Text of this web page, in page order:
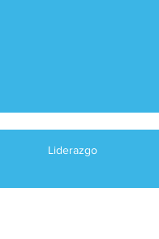
Liderazgo